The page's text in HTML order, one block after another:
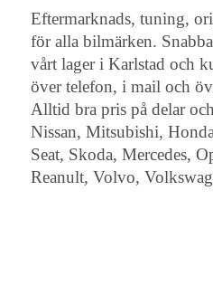
Eftermarknads, tuning,
för alla bilmärken.
vårt lager i Karlstad och
över telefon, i mail och
Alltid bra pris på delar
Nissan, Mitsubishi,
Seat, Skoda, Mercedes,
Reanult, Volvo,